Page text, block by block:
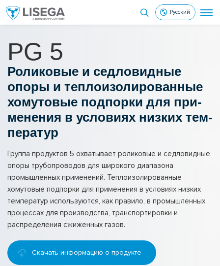
Русский
PG 5
Ро­ли­ко­вые и сед­ло­вид­ные
опоры и теп­ло­изо­ли­ро­ван­ные
хо­му­то­вые под­пор­ки для при­
ме­не­ния в усло­ви­ях низ­ких тем­
пе­ра­тур
Группа продуктов 5 охватывает роликовые и седловидные
опоры трубопроводов для широкого диапазона
промышленных применений. Теплоизолированные
хомутовые подпорки для применения в условиях низких
температур используются, как правило, в промышленных
процессах для производства, транспортировки и
распределения сжиженных газов.
Скачать информацию о продукте